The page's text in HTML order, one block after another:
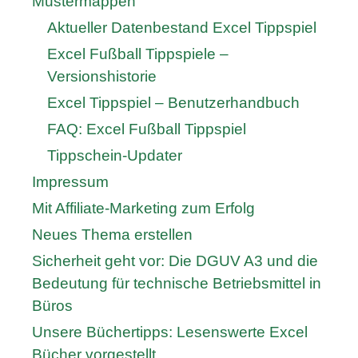
Aktueller Datenbestand Excel Tippspiel
Excel Fußball Tippspiele –
Versionshistorie
Excel Tippspiel – Benutzerhandbuch
FAQ: Excel Fußball Tippspiel
Tippschein-Updater
Impressum
Mit Affiliate-Marketing zum Erfolg
Neues Thema erstellen
Sicherheit geht vor: Die DGUV A3 und die
Bedeutung für technische Betriebsmittel in
Büros
Unsere Büchertipps: Lesenswerte Excel